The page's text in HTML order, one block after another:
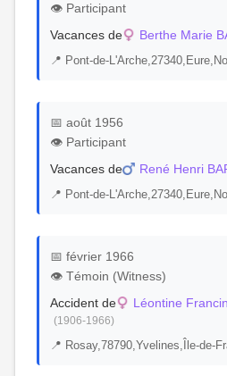
👁️ Participant
Vacances de
Berthe Marie
📍 Pont-de-
📅 août 1956
👁️ Participant
Vacances de
René Henri
📍 Pont-de-
📅 février 1966
👁️ Témoin (Witness)
Accident de
Léontine
(1906-1966)
📍 Rosay,78790,Yvelines,Île-de-